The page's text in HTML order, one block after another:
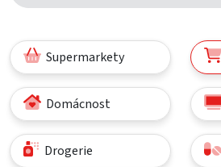
Supermarkety
Domácnost
Drogerie